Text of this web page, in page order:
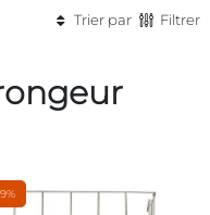
Trier par
Filtrer